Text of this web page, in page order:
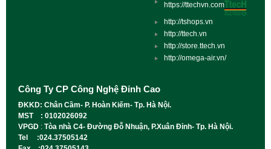
https://ttechvn.com
http://tshops.vn
http://ttech.vn
http://store.ttech.vn
http://omega-air.vn/
Công Ty CP Công Nghệ Đỉnh Cao
ĐKKD: Chân Cầm- P. Hoàn Kiếm- Tp. Hà Nội.
MST : 0102026092
VPGD : Tòa nhà C4- Đường Đỗ Nhuận, P.Xuân Đỉnh- Tp. Hà Nội.
Tel :024.37505142